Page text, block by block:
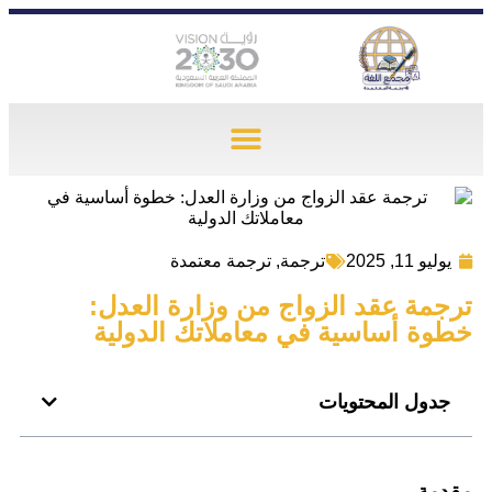
يوليو 11, 2025 ترجمة, ترجمة معتمدة
ترجمة عقد الزواج من وزارة العدل:
خطوة أساسية في معاملاتك الدولية
جدول المحتويات